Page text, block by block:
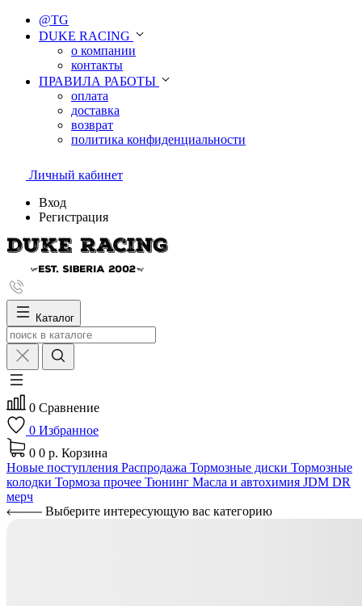
@TG
DUKE RACING
о компании
контакты
ПРАВИЛА РАБОТЫ
оплата
доставка
возврат
политика конфиденциальности
Личный кабинет
Вход
Регистрация
Каталог
0 Сравнение
0 Избранное
0 0 р. Корзина
Новые поступления Распродажа Тормозные диски Тормозные
колодки Тормоза прочее Тюнинг Масла и автохимия JDM DR
мерч
Выберите интересующую вас категорию